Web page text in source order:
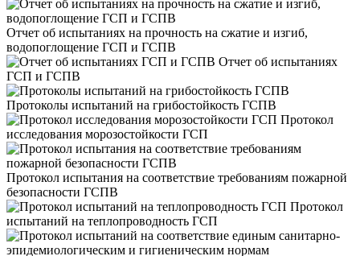
Отчет об испытаниях на прочность на сжатие и изгиб,
водопоглощение ГСП и ГСПВ
Отчет об испытаниях
ГСП и ГСПВ
Протоколы испытаний на грибостойкость ГСПВ
Протокол
исследования морозостойкости ГСП
Протокол испытания на соответствие требованиям пожарной
безопасности ГСПВ
Протокол
испытаний на теплопроводность ГСП